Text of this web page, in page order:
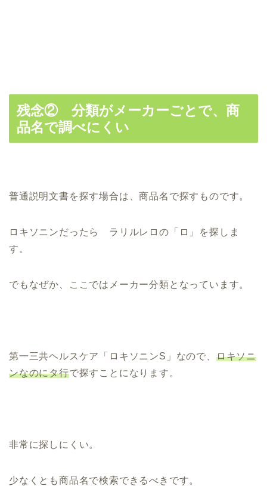
残念② 分類がメーカーごとで、商
品名で調べにくい
普通説明文書を探す場合は、商品名で探すものです。
ロキソニンだったら ラリルレロの「ロ」を探しま
す。
でもなぜか、ここではメーカー分類となっています。
第一三共ヘルスケア「ロキソニンS」なので、 ロキソニ
ンなのにタ行で探すことになります。
非常に探しにくい。
少なくとも商品名で検索できるべきです。